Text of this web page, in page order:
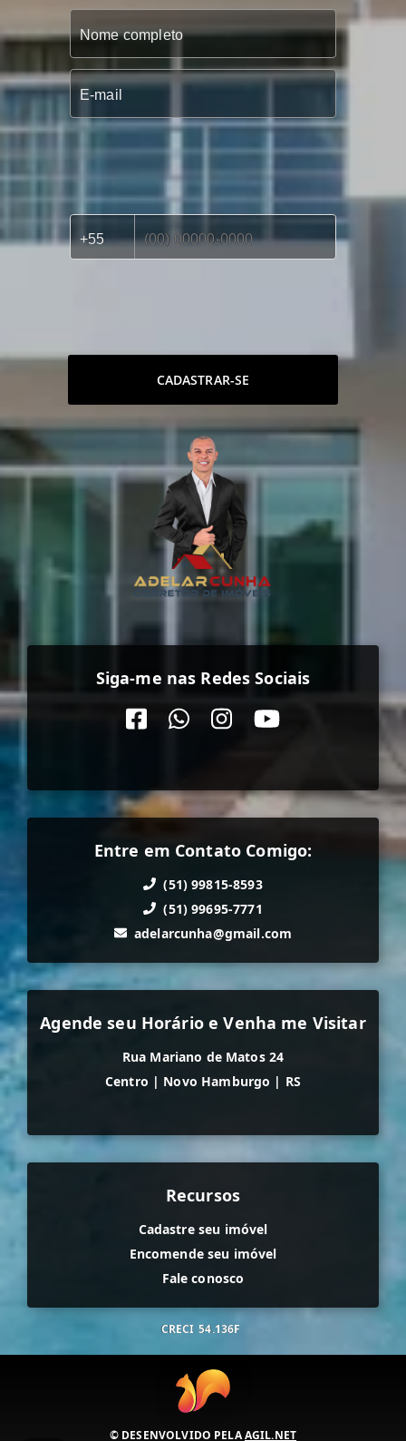
CADASTRAR-SE
Siga-me nas Redes Sociais
Entre em Contato Comigo:
(51) 99815-8593
(51) 99695-7771
adelarcunha@gmail.com
Agende seu Horário e Venha me Visitar
Rua Mariano de Matos 24
Centro | Novo Hamburgo | RS
Recursos
Cadastre seu imóvel
Encomende seu imóvel
Fale conosco
CRECI 54.136F
© DESENVOLVIDO PELAAGIL.NET